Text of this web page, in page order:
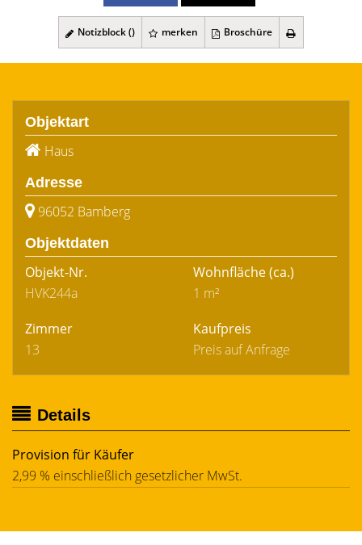
Notizblock () merken Broschüre
Objektart
Haus
Adresse
96052 Bamberg
Objektdaten
Objekt-Nr.
HVK244a
Wohnfläche(ca.)
1 m²
Zimmer
13
Kaufpreis
Preis auf Anfrage
Details
Provision für Käufer
2,99 % einschließlich gesetzlicher MwSt.